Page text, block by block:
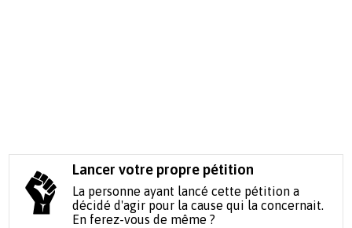
Lancer votre propre pétition
La personne ayant lancé cette pétition a
décidé d'agir pour la cause qui la concernait.
En ferez-vous de même ?